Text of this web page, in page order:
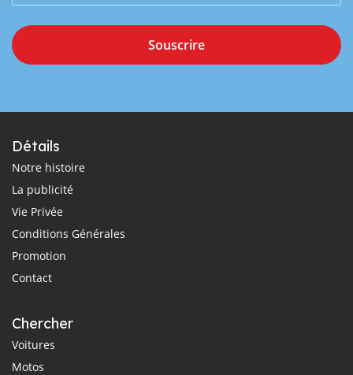
Souscrire
Détails
Notre histoire
La publicité
Vie Privée
Conditions Générales
Promotion
Contact
Chercher
Voitures
Motos